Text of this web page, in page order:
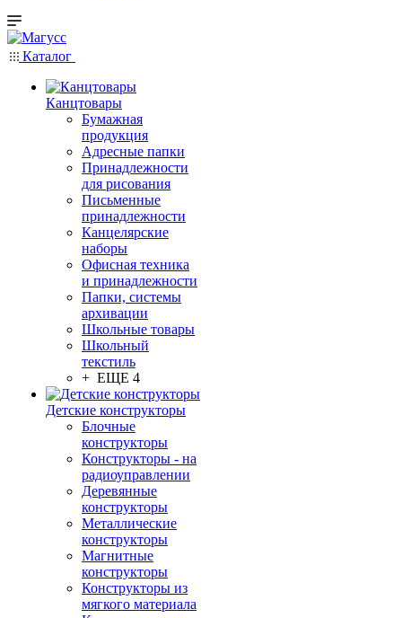
Каталог
Канцтовары
Бумажная
продукция
Адресные папки
Принадлежности
для рисования
Письменные
принадлежности
Канцелярские
наборы
Офисная техника
и принадлежности
Папки, системы
архивации
Школьные товары
Школьный
текстиль
+ ЕЩЕ 4
Детские конструкторы
Блочные
конструкторы
Конструкторы - на
радиоуправлении
Деревянные
конструкторы
Металлические
конструкторы
Магнитные
конструкторы
Конструкторы из
мягкого материала